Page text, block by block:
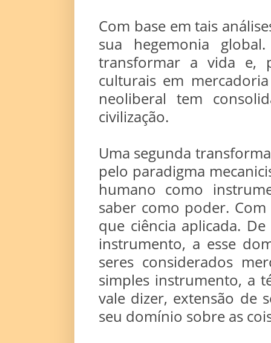
Com base em tais
sua hegemonia
transformar a vida e,
culturais em
neoliberal tem
civilização.
Uma segunda
pelo paradigma
humano como
saber como poder.
que ciência aplicada.
instrumento, a esse
seres considerados
simples instrumento, a
vale dizer, extensão de
seu domínio sobre as